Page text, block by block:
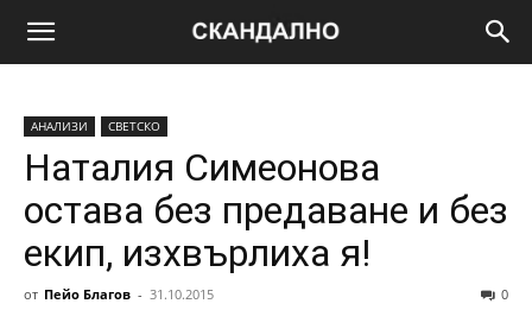
АНАЛИЗИ СВЕТСКО
Наталия Симеонова
остава без предаване и без
екип, изхвърлиха я!
от Пейо Благов - 31.10.2015 0